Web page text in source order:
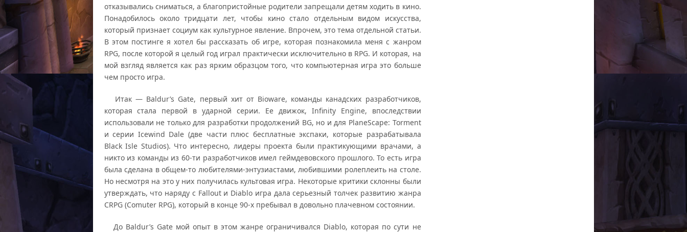
отказывались сниматься, а благопристойные родители запрещали детям ходить в кино.
Понадобилось около тридцати лет, чтобы кино стало отдельным видом искусства,
который признает социум как культурное явление. Впрочем, это тема отдельной статьи.
В этом постинге я хотел бы рассказать об игре, которая познакомила меня с жанром
RPG, после которой я целый год играл практически исключительно в RPG. И которая, на
мой взгляд является как раз ярким образцом того, что компьютерная игра это больше
чем просто игра.
Итак — Baldur’s Gate, первый хит от Bioware, команды канадских разработчиков,
которая стала первой в ударной серии. Ее движок, Infinity Engine, впоследствии
использовали не только для разработки продолжений BG, но и для PlaneScape: Torment
и серии Icewind Dale (две части плюс бесплатные экспаки, которые разрабатывала
Black Isle Studios). Что интересно, лидеры проекта были практикующими врачами, а
никто из команды из 60-ти разработчиков имел геймдевовского прошлого. То есть игра
была сделана в общем-то любителями-энтузиастами, любившими ролеплеить на столе.
Но несмотря на это у них получилась культовая игра. Некоторые критики склонны были
утверждать, что наряду с Fallout и Diablo игра дала серьезный толчек развитию жанра
CRPG (Comuter RPG), который в конце 90-х пребывал в довольно плачевном состоянии.
До Baldur’s Gate мой опыт в этом жанре ограничивался Diablo, которая по сути не